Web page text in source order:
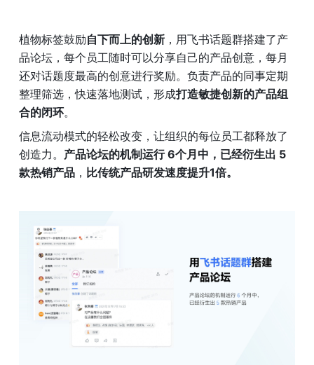
植物标签鼓励自下而上的创新 ，用飞书话题群搭建了产
品论坛，每个员工随时可以分享自己的产品创意，每月
还对话题度最高的创意进行奖励。负责产品的同事定期
整理筛选，快速落地测试，形成打造敏捷创新的产品组
合的闭环。
信息流动模式的轻松改变，让组织的每位员工都释放了
创造力。 产品论坛的机制运行 6个月中，已经衍生出 5
款热销产品 ， 比传统产品研发速度提升1倍。